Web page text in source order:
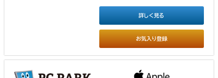
お気入り登録
詳しく見る